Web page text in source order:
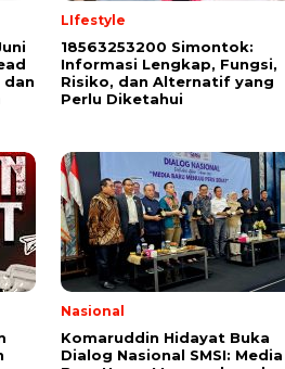
dan
LIfestyle
18563253200 Simontok:
Informasi Lengkap, Fungsi,
Risiko, dan Alternatif yang
Perlu Diketahui
Nasional
Komaruddin Hidayat Buka
Dialog Nasional SMSI: Media